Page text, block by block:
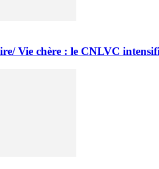
Vie chère : le CNLVC